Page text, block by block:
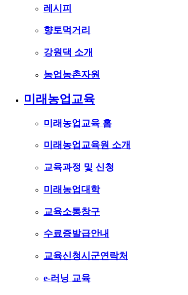
레시피
향토먹거리
강원댁 소개
농업농촌자원
미래농업교육
미래농업교육 홈
미래농업교육원 소개
교육과정 및 신청
미래농업대학
교육소통창구
수료증발급안내
교육신청시군연락처
e-러닝 교육